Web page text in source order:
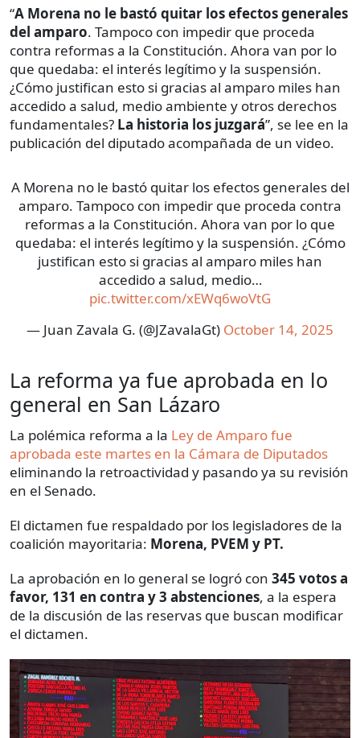
“A Morena no le bastó quitar los efectos generales
del amparo. Tampoco con impedir que proceda
contra reformas a la Constitución. Ahora van por lo
que quedaba: el interés legítimo y la suspensión.
¿Cómo justifican esto si gracias al amparo miles han
accedido a salud, medio ambiente y otros derechos
fundamentales? La historia los juzgará”, se lee en la
publicación del diputado acompañada de un video.
A Morena no le bastó quitar los efectos generales del
amparo. Tampoco con impedir que proceda contra
reformas a la Constitución. Ahora van por lo que
quedaba: el interés legítimo y la suspensión. ¿Cómo
justifican esto si gracias al amparo miles han
accedido a salud, medio…
pic.twitter.com/xEWq6woVtG
— Juan Zavala G. (@JZavalaGt) October 14, 2025
La reforma ya fue aprobada en lo
general en San Lázaro
La polémica reforma a la Ley de Amparo fue
aprobada este martes en la Cámara de Diputados
eliminando la retroactividad y pasando ya su revisión
en el Senado.
El dictamen fue respaldado por los legisladores de la
coalición mayoritaria: Morena, PVEM y PT.
La aprobación en lo general se logró con 345 votos a
favor, 131 en contra y 3 abstenciones, a la espera
de la discusión de las reservas que buscan modificar
el dictamen.